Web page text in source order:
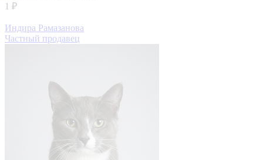
1 ₽
Индира Рамазанова
Частный продавец